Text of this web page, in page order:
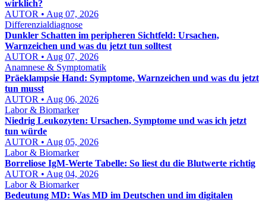
wirklich?
AUTOR • Aug 07, 2026
Differenzialdiagnose
Dunkler Schatten im peripheren Sichtfeld: Ursachen,
Warnzeichen und was du jetzt tun solltest
AUTOR • Aug 07, 2026
Anamnese & Symptomatik
Präeklampsie Hand: Symptome, Warnzeichen und was du jetzt
tun musst
AUTOR • Aug 06, 2026
Labor & Biomarker
Niedrig Leukozyten: Ursachen, Symptome und was ich jetzt
tun würde
AUTOR • Aug 05, 2026
Labor & Biomarker
Borreliose IgM-Werte Tabelle: So liest du die Blutwerte richtig
AUTOR • Aug 04, 2026
Labor & Biomarker
Bedeutung MD: Was MD im Deutschen und im digitalen